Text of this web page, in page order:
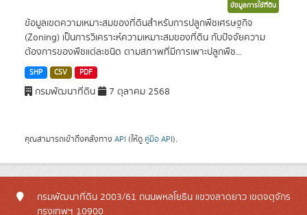
ข้อมูลการใช้ที่ดิน
ข้อมูลเขตความเหมาะสมของที่ดินสำหรับการปลูกพืชเศรษฐกิจ
(Zoning) เป็นการวิเคราะห์ความเหมาะสมของที่ดิน กับปัจจัยความ
ต้องการของพืชแต่ละชนิด ตามสภาพที่มีการเพาะปลูกพืช...
SHP CSV PDF
กรมพัฒนาที่ดิน 7 ตุลาคม 2568
คุณสามารถเข้าถึงคลังทาง API (ให้ดู คู่มือ API).
กรมพัฒนาที่ดิน 2003/61 ถนนพหลโยธิน แขวงลาดยาว เขตจตุจักร
กรุงเทพฯ 10900